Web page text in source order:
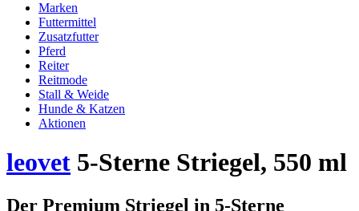
Marken
Futtermittel
Zusatzfutter
Pferd
Reiter
Reitmode
Stall & Weide
Hunde & Katzen
Aktionen
leovet 5-Sterne Striegel, 550 ml
Der Premium Striegel in 5-Sterne